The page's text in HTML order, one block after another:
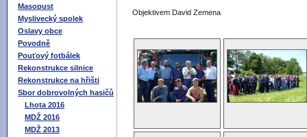
Masopust
Myslivecký spolek
Oslavy obce
Povodně
Pouťový fotbálek
Rekonstrukce silnice
Rekonstrukce na hřišti
Sbor dobrovolných hasičů
Lhota 2016
MDŽ 2016
MDŽ 2013
Objektivem David Zemena